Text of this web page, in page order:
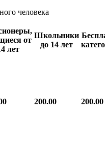
человека
от
лет
Школьники
до 14 лет
200.00 200.00